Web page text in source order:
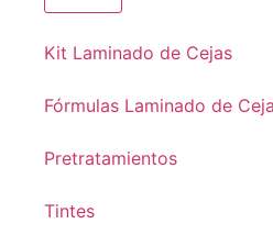
Kit Laminado de Cejas
Fórmulas Laminado de
Pretratamientos
Tintes